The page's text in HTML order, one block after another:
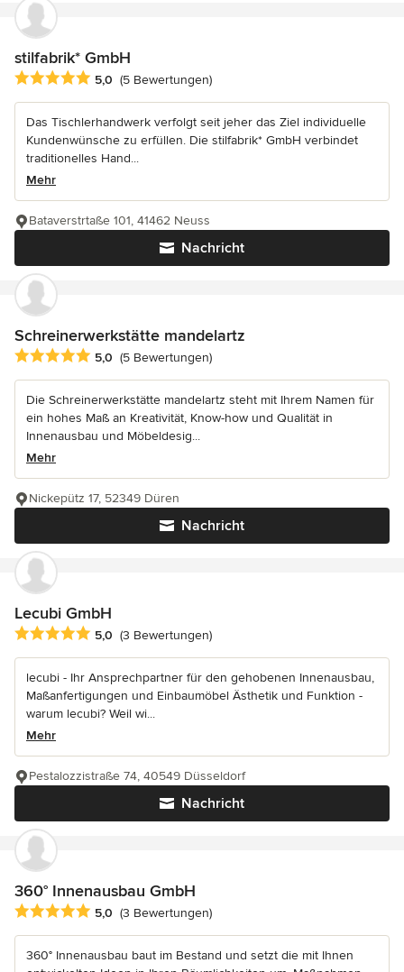
stilfabrik* GmbH
Durchschnittliche Bewertung: 5 von 5 Sternen
5,0 (5 Bewertungen)
Das Tischlerhandwerk verfolgt seit jeher das Ziel individuelle
Kundenwünsche zu erfüllen. Die stilfabrik* GmbH verbindet
traditionelles Hand...
Mehr
Nachricht
Bataverstrtaße 101, 41462 Neuss
Schreinerwerkstätte mandelartz
Durchschnittliche Bewertung: 5 von 5 Sternen
5,0 (5 Bewertungen)
Die Schreinerwerkstätte mandelartz steht mit Ihrem Namen für
ein hohes Maß an Kreativität, Know-how und Qualität in
Innenausbau und Möbeldesig...
Mehr
Nachricht
Nickepütz 17, 52349 Düren
Lecubi GmbH
Durchschnittliche Bewertung: 5 von 5 Sternen
5,0 (3 Bewertungen)
lecubi - Ihr Ansprechpartner für den gehobenen Innenausbau,
Maßanfertigungen und Einbaumöbel Ästhetik und Funktion -
warum lecubi? Weil wi...
Mehr
Nachricht
Pestalozzistraße 74, 40549 Düsseldorf
360° Innenausbau GmbH
Durchschnittliche Bewertung: 5 von 5 Sternen
5,0 (3 Bewertungen)
360° Innenausbau baut im Bestand und setzt die mit Ihnen